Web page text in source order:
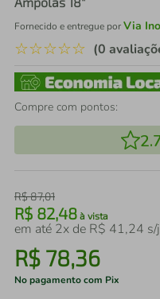
Fornecido e entregue porVia
☆☆☆☆☆ (0
Compre com pontos:
R$87,01
R$ 82,48 à vista
em até 2x de R$ 41,24
R$ 78,36
No pagamento com Pix